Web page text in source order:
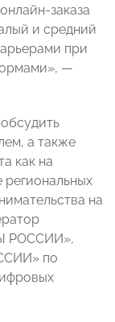
заказа
и средний
при
—
а также
как на
региональных
на
РОССИИ»,
по